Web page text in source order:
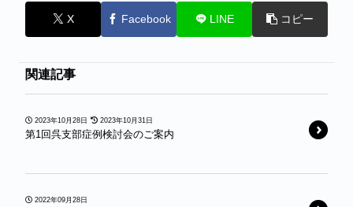
X Facebook LINE コピー
関連記事
2023年10月28日 2023年10月31日
第1回呉支部症例検討会のご案内
2022年09月28日